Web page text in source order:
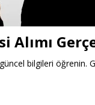
Alımı
bilgileri öğrenin.